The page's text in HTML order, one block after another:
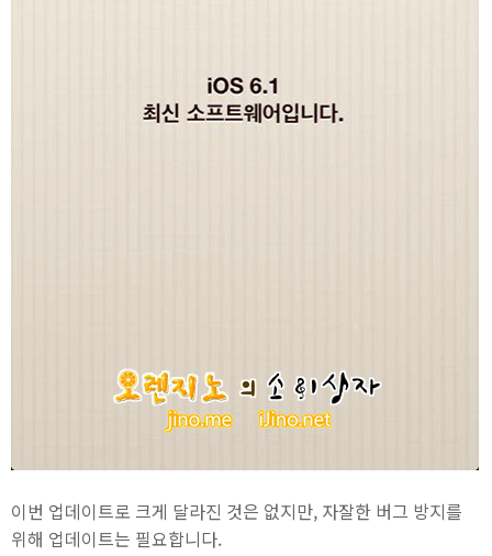
이번 업데이트로 크게 달라진 것은 없지만, 자잘한 버그 방지를
위해 업데이트는 필요합니다.